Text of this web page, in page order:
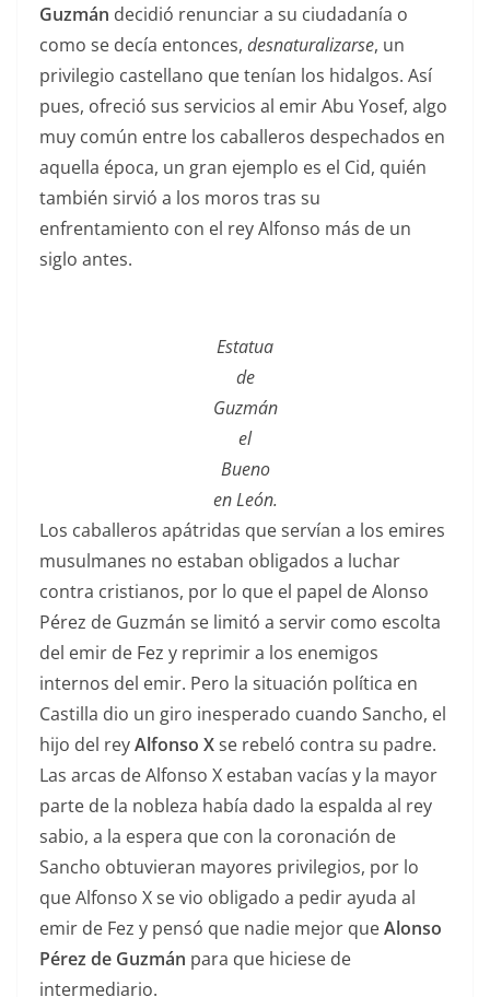
Guzmán decidió renunciar a su ciudadanía o
como se decía entonces, desnaturalizarse, un
privilegio castellano que tenían los hidalgos. Así
pues, ofreció sus servicios al emir Abu Yosef, algo
muy común entre los caballeros despechados en
aquella época, un gran ejemplo es el Cid, quién
también sirvió a los moros tras su
enfrentamiento con el rey Alfonso más de un
siglo antes.
Estatua
de
Guzmán
el
Bueno
en León.
Los caballeros apátridas que servían a los emires
musulmanes no estaban obligados a luchar
contra cristianos, por lo que el papel de Alonso
Pérez de Guzmán se limitó a servir como escolta
del emir de Fez y reprimir a los enemigos
internos del emir. Pero la situación política en
Castilla dio un giro inesperado cuando Sancho, el
hijo del reyAlfonso Xse rebeló contra su padre.
Las arcas de Alfonso X estaban vacías y la mayor
parte de la nobleza había dado la espalda al rey
sabio, a la espera que con la coronación de
Sancho obtuvieran mayores privilegios, por lo
que Alfonso X se vio obligado a pedir ayuda al
emir de Fez y pensó que nadie mejor queAlonso
Pérez de Guzmán para que hiciese de
intermediario.